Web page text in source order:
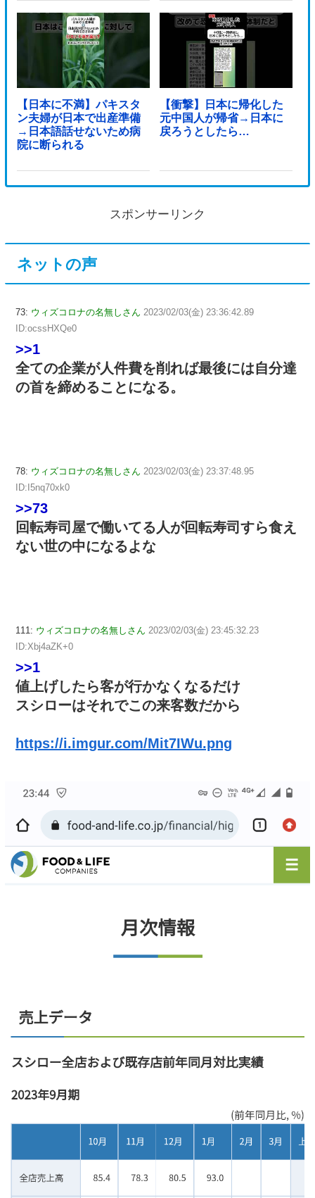
【日本に不満】パキスタ
ン夫婦が日本で出産準備
→日本語話せないため病
院に断られる
【衝撃】日本に帰化した
元中国人が帰省→日本に
戻ろうとしたら…
スポンサーリンク
ネットの声
73: ウィズコロナの名無しさん 2023/02/03(金) 23:36:42.89
ID:ocssHXQe0
>>1
全ての企業が人件費を削れば最後には自分達
の首を締めることになる。
78: ウィズコロナの名無しさん 2023/02/03(金) 23:37:48.95
ID:I5nq70xk0
>>73
回転寿司屋で働いてる人が回転寿司すら食え
ない世の中になるよな
111: ウィズコロナの名無しさん 2023/02/03(金) 23:45:32.23
ID:Xbj4aZK+0
>>1
値上げしたら客が行かなくなるだけ
スシローはそれでこの来客数だから
https://i.imgur.com/Mit7IWu.png